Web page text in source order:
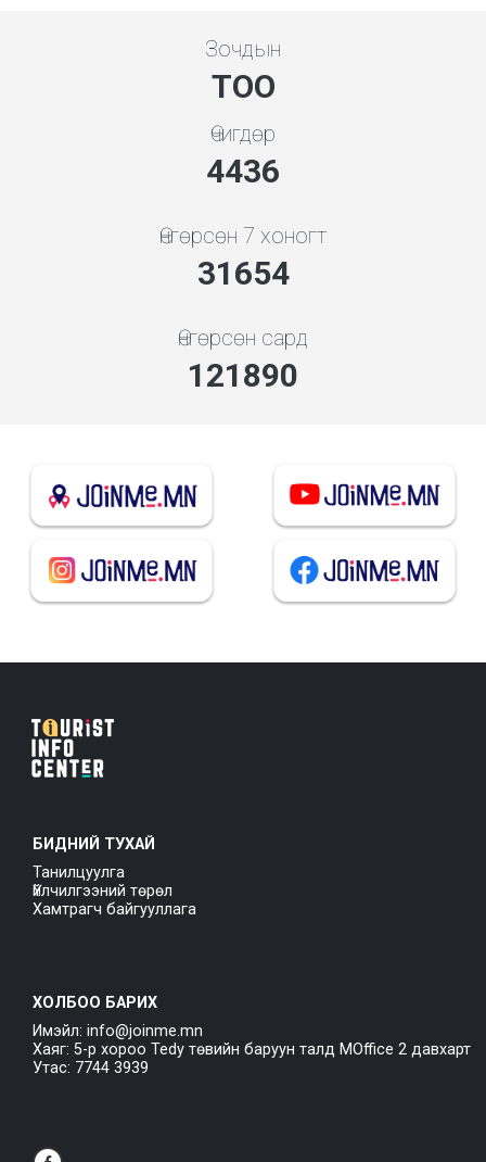
Зочдын
ТОО
Өчигдөр
4778
Өнгөрсөн 7 хоногт
34089
Өнгөрсөн сард
131266
БИДНИЙ ТУХАЙ
Танилцуулга
Үйлчилгээний төрөл
Хамтрагч байгууллага
ХОЛБОО БАРИХ
Имэйл: info@joinme.mn
Хаяг: 5-р хороо Tedy төвийн баруун талд MOffice 2 давхарт
Утас: 7744 3939